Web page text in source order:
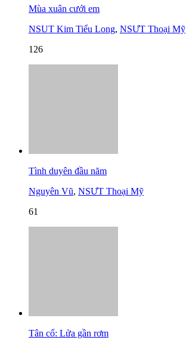
Mùa xuân cưới em
NSUT Kim Tiểu Long, NSƯT Thoại Mỹ
126
Tình duyên đầu năm
Nguyên Vũ, NSƯT Thoại Mỹ
61
Tân cổ: Lửa gần rơm